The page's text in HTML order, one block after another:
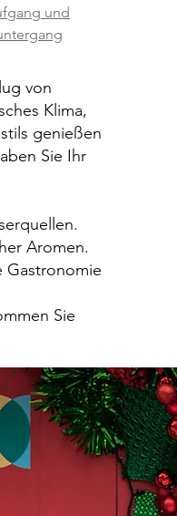
und
von
Klima,
genießen
Sie Ihr
Aromen.
Gastronomie
Sie